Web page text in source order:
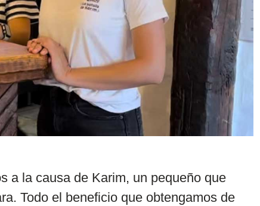
a la causa de Karim, un pequeño que
Todo el beneficio que obtengamos de